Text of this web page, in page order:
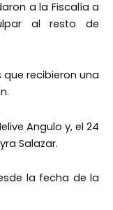
a la Fiscalía a
al resto de
que recibieron una
Angulo y, el 24
Salazar.
la fecha de la